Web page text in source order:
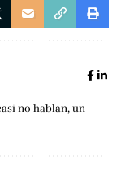
no hablan, un